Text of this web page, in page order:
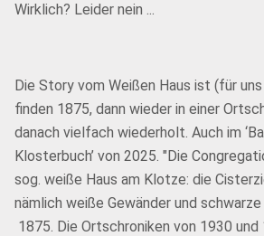
Wirklich? Leider nein ...
Die Story vom Weißen Haus ist (für
finden 1875, dann wieder in einer
danach vielfach wiederholt. Auch im
Klosterbuch’ von 2025. "Die
sog. weiße Haus am Klotze: die
nämlich weiße Gewänder und
1875. Die Ortschroniken von 1930